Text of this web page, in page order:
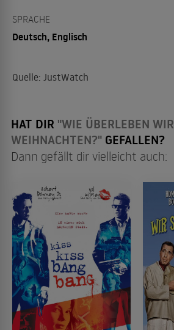
SPRACHE
Deutsch, Englisch
Quelle: JustWatch
HAT DIR "WIE ÜBERLEBEN WIR
WEIHNACHTEN?" GEFALLEN?
Dann gefällt dir vielleicht auch: